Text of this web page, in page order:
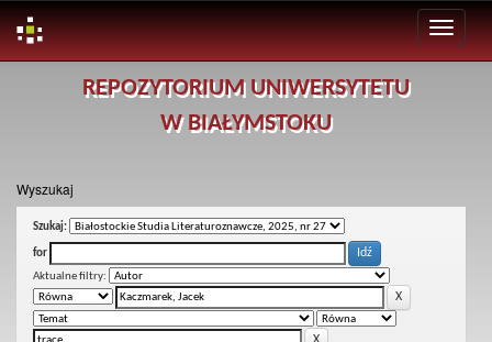
REPOZYTORIUM UNIWERSYTETU
W BIAŁYMSTOKU
Wyszukaj
Szukaj:
for
Aktualne filtry: